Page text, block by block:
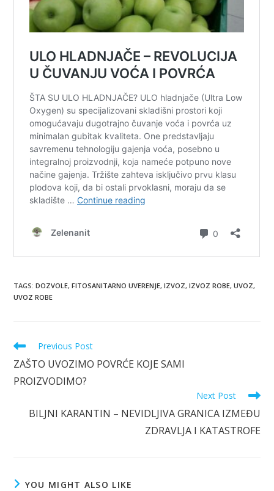
TAGS:DOZVOLE, FITOSANITARNO UVERENJE, IZVOZ, IZVOZ ROBE, UVOZ,
UVOZ ROBE
Read
more
articles
Previous Post
ZAŠTO UVOZIMO POVRĆE KOJE SAMI
PROIZVODIMO?
Next Post
BILJNI KARANTIN – NEVIDLJIVA GRANICA IZMEĐU
ZDRAVLJA I KATASTROFE
YOU MIGHT ALSO LIKE